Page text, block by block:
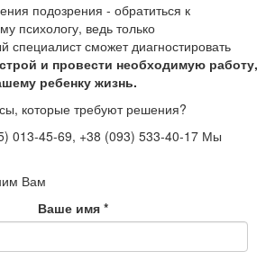
подозрения - обратиться к
психологу, ведь только
специалист сможет диагностировать
и провести необходимую работу,
ребенку жизнь.
которые требуют решения?
013-45-69, +38 (093) 533-40-17 Мы
Вам
Ваше имя *